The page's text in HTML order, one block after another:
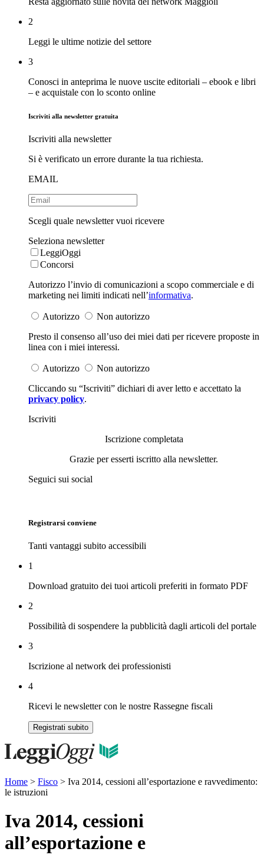
2
Leggi le ultime notizie del settore
3
Conosci in anteprima le nuove uscite editoriali – ebook e libri
– e acquistale con lo sconto online
Iscriviti alla newsletter gratuita
Iscriviti alla newsletter
Si è verificato un errore durante la tua richiesta.
EMAIL
Scegli quale newsletter vuoi ricevere
Seleziona newsletter
LeggiOggi
Concorsi
Autorizzo l’invio di comunicazioni a scopo commerciale e di
marketing nei limiti indicati nell’informativa.
Autorizzo
Non autorizzo
Presto il consenso all’uso dei miei dati per ricevere proposte in
linea con i miei interessi.
Autorizzo
Non autorizzo
Cliccando su “Iscriviti” dichiari di aver letto e accettato la
privacy policy.
Iscriviti
Iscrizione completata
Grazie per esserti iscritto alla newsletter.
Seguici sui social
Registrarsi conviene
Tanti vantaggi subito accessibili
1
Download gratuito dei tuoi articoli preferiti in formato PDF
2
Possibilità di sospendere la pubblicità dagli articoli del portale
3
Iscrizione al network dei professionisti
4
Ricevi le newsletter con le nostre Rassegne fiscali
Registrati subito
Home > Fisco > Iva 2014, cessioni all’esportazione e ravvedimento:
le istruzioni
Iva 2014, cessioni
all’esportazione e